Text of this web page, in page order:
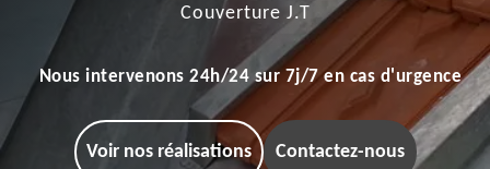
Couverture J.T
Nous intervenons 24h/24 sur 7j/7 en cas d'urgence
Voir nos réalisations Contactez-nous